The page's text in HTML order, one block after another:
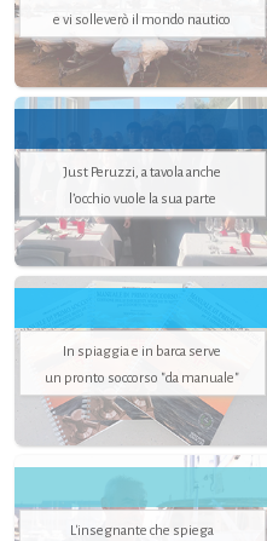
e vi solleverò il mondo nautico
Just Peruzzi, a tavola anche
l’occhio vuole la sua parte
In spiaggia e in barca serve
un pronto soccorso "da manuale"
L'insegnante che spiega